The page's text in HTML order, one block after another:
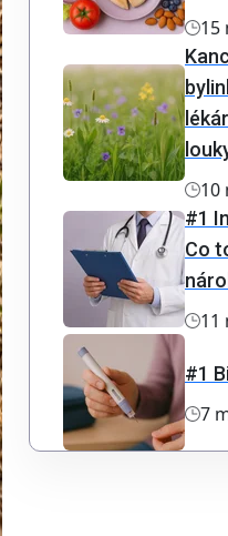
15
10
#1
Co
11
#1
7